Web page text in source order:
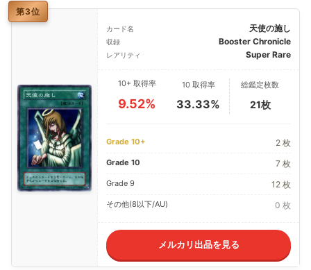
第3位
カード名 天使の施し
収録 Booster Chronicle
レアリティ Super Rare
10+ 取得率
9.52%
10 取得率
33.33%
総鑑定枚数
21枚
Grade 10+ 2 枚
Grade 10 7 枚
Grade 9 12 枚
その他(8以下/AU) 0 枚
メルカリ出品を見る